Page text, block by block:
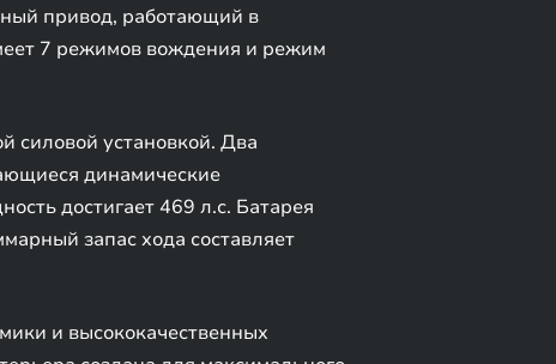
привод, работающий в
7 режимов вождения и режим
силовой установкой. Два
динамические
достигает 469 л.с. Батарея
запас хода составляет
и высококачественных